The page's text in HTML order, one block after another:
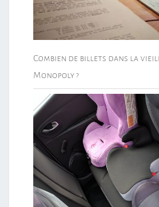
Combien de billets dans la
Monopoly ?